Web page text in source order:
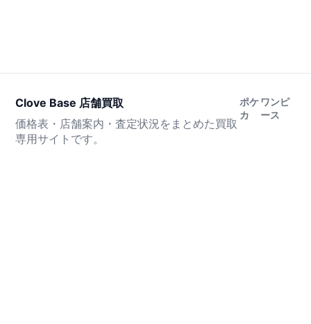
Clove Base 店舗買取
価格表・店舗案内・査定状況をまとめた買取
専用サイトです。
ポケ
カ
ワンピ
ース